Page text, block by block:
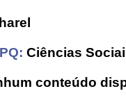
Ciências
conteúdo